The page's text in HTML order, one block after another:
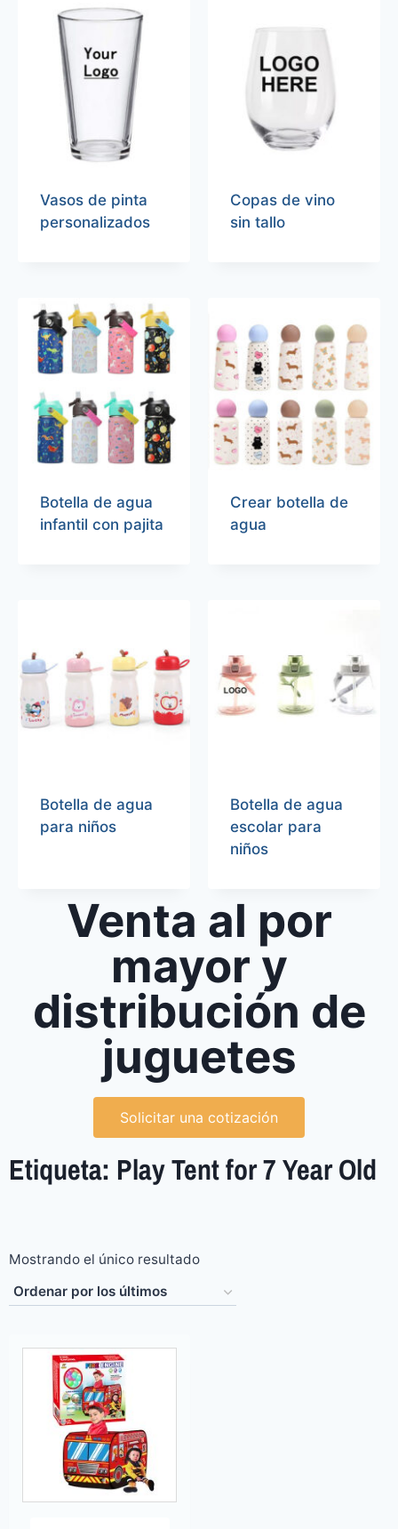
Vasos de pinta
personalizados
Copas de vino
sin tallo
Botella de agua
infantil con pajita
Crear botella de
agua
Botella de agua
para niños
Botella de agua
escolar para
niños
Venta al por
mayor y
distribución de
juguetes
Solicitar una cotización
Etiqueta: Play Tent for 7 Year Old
Mostrando el único resultado